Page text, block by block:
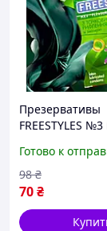
Презервативы
FREESTYLES
текстурой для
ощущений и
удовольствия
Готово к
70₴
98 ₴